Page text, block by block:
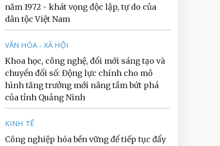
năm 1972 - khát vọng độc lập, tự do của
dân tộc Việt Nam
VĂN HÓA - XÃ HỘI
Khoa học, công nghệ, đổi mới sáng tạo và
chuyển đổi số: Động lực chính cho mô
hình tăng trưởng mới nâng tầm bứt phá
của tỉnh Quảng Ninh
KINH TẾ
Công nghiệp hóa bền vững để tiếp tục đẩy